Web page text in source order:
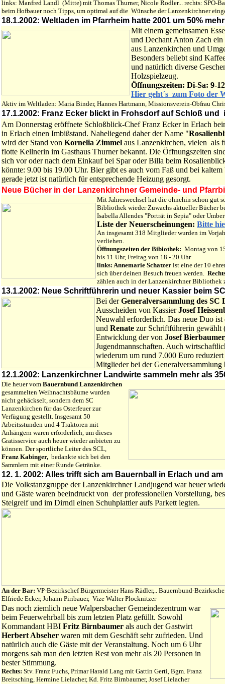
links: Manfred Landl (Mitte) mit Thomas Thurner, Nicole Rodler... rechts: SPÖ-
beim Hofbauer noch Tipps, um optimal auf die Wünsche der Lanzenkirchner
18.1.2002: Weltladen im Pfarrheim hatte 2001 um 50%
Mit einem gemeinsamen
und Dechant Anton Zach
aus Lanzenkirchen und
Besonders beliebt sind
und natürlich diverse
Holzspielzeug.
Öffnungszeiten: Di-Sa: 9-
Hier geht´s zum Foto der
Aktiv im Weltladen: Maria Binder, Hannes Hartmann, Missionsverein-Obfrau
17.1.2002: Franz Ecker blickt in Frohsdorf auf Schloß und
Am Donnerstag eröffnete Schloßblick-Chef Franz Ecker in Erlach
in Erlach einen Imbißstand. Naheliegend daher der Name "
wird der Stand von Kornelia Zimmel aus Lanzenkirchen, vielen als
flotte Kellnerin im Gasthaus Thurner bekannt. Die Öffnungszeiten
sich vor oder nach dem Einkauf bei Spar oder Billa beim
könnte: 9.00 bis 19.00 Uhr. Bier gibt es auch vom Faß und bei kaltem
gerade jetzt ist natürlich für entsprechende Heizung gesorgt.
Neue Bücher in der Lanzenkirchner Gemeinde- und
Mit Jahreswechsel hat die ohnehin schon gut
Bibliothek wieder Zuwachs aktueller Bücher
Isabella Allendes "Porträt in Sepia" oder
Liste der Neuerscheinungen: Bitte
An insgesamt 318 Mitglieder wurden im
verliehen.
Öffnungszeiten der Bibiothek: Montag von
bis 11 Uhr, Freitag von 18 - 20 Uhr
links: Annemarie Schatzer ist eine der 10
sich über deinen Besuch freuen werden.
zählen auch in der Lanzenkirchner Bibliothek
13.1.2002: Neue Schriftführerin und neuer Kassier beim
Bei derGeneralversammlung des
Ausscheiden von KassierJosef
Neuwahl erforderlich. Das neue Duo
und Renate zur Schriftführerin gewählt
Entwicklung der von Josef
Jugendmannschaften. Auch
wiederum um rund 7.000 Euro
Mitglieder bei der Generalversammlung
12.1.2002: Lanzenkirchner Landwirte sammeln mehr als
Die heuer vom Bauernbund Lanzenkirchen
gesammelten Weihnachtsbäume wurden
nicht gehäckselt, sondern dem SC
Lanzenkirchen für das Osterfeuer zur
Verfügung gestellt. Insgesamt 50
Arbeitsstunden und 4 Traktoren mit
Anhängern waren erforderlich, um dieses
Gratisservice auch heuer wieder anbieten zu
können. Der sportliche Leiter des SCL,
Franz Kabinger, bedankte sich bei den
Sammlern mit einer Runde Getränke.
12. 1. 2002: Alles trifft sich am Bauernball in Erlach und
Die Volkstanzgruppe der Lanzenkirchner Landjugend war heuer
und Gäste waren beeindruckt von der professionellen Vorstellung,
Steigreif und im Dirndl einen Schuhplattler aufs Parkett legten.
An der Bar: VP-Bezirkschef Bürgermeister Hans Rädler,.. Bauernbund-
Elfriede Ecker, Johann Piribauer, Vize Walter Plocknitzer
Das noch ziemlich neue Walpersbacher Gemeindezentrum war
beim Feuerwehrball bis zum letzten Platz gefüllt. Sowohl
Kommandant HBI Fritz Birnbaumer als auch der Gastwirt
Herbert Abseher waren mit dem Geschäft sehr zufrieden. Und
natürlich auch die Gäste mit der Veranstaltung. Noch um 6 Uhr
morgens sah man den letzten Rest von mehr als 20 Personen in
bester Stimmung.
Rechts: Stv. Franz Fuchs, Primar Harald Lang mit Gattin Gerti, Bgm. Franz
Breitsching, Hermine Lielacher, Kd. Fritz Birnbaumer, Josef Lielacher